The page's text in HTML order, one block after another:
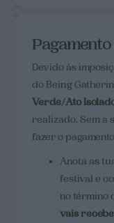
Devido às
do Being
Verde/Ato
realizado. Sem a
fazer o
Anota as
festival e
no término
vais